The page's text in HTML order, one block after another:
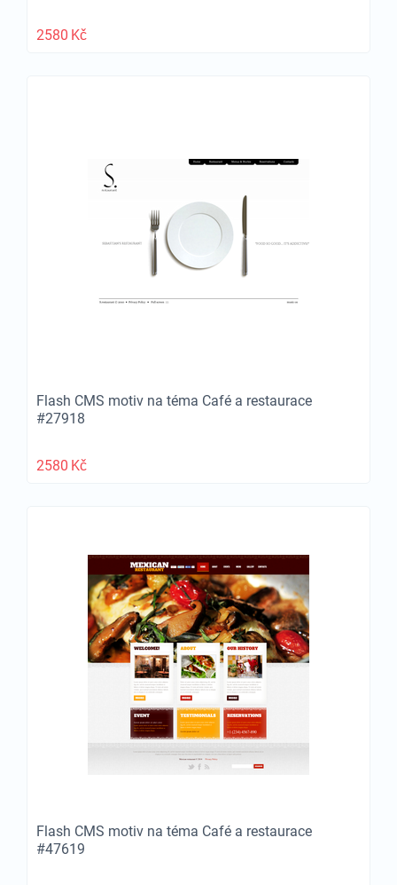
2580 Kč
Flash CMS motiv na téma Café a restaurace
#27918
2580 Kč
Flash CMS motiv na téma Café a restaurace
#47619